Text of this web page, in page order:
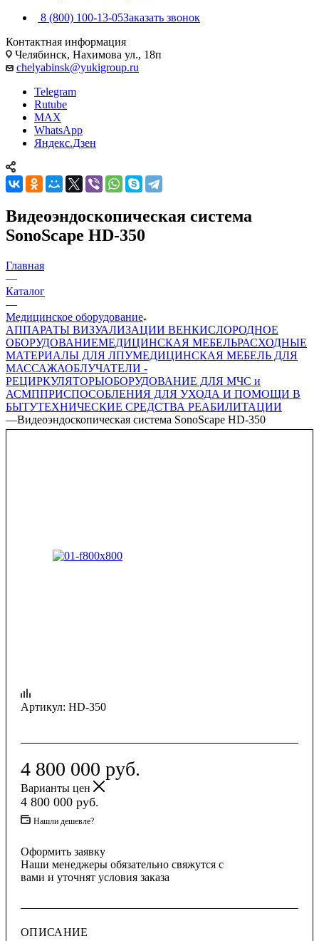
8 (800) 100-13-05Заказать звонок
Контактная информация
Челябинск, Нахимова ул., 18п
chelyabinsk@yukigroup.ru
Telegram
Rutube
MAX
WhatsApp
Яндекс.Дзен
Видеоэндоскопическая система
SonoScape HD-350
Главная
—
Каталог
—
Медицинское оборудование
АППАРАТЫ ВИЗУАЛИЗАЦИИ ВЕНКИСЛОРОДНОЕ
ОБОРУДОВАНИЕМЕДИЦИНСКАЯ МЕБЕЛЬРАСХОДНЫЕ
МАТЕРИАЛЫ ДЛЯ ЛПУМЕДИЦИНСКАЯ МЕБЕЛЬ ДЛЯ
МАССАЖАОБЛУЧАТЕЛИ -
РЕЦИРКУЛЯТОРЫОБОРУДОВАНИЕ ДЛЯ МЧС и
АСМППРИСПОСОБЛЕНИЯ ДЛЯ УХОДА И ПОМОЩИ В
БЫТУТЕХНИЧЕСКИЕ СРЕДСТВА РЕАБИЛИТАЦИИ
—Видеоэндоскопическая система SonoScape HD-350
Артикул: HD-350
4 800 000 руб.
Варианты цен
4 800 000 руб.
Нашли дешевле?
Оформить заявку
Наши менеджеры обязательно свяжутся с
вами и уточнят условия заказа
ОПИСАНИЕ